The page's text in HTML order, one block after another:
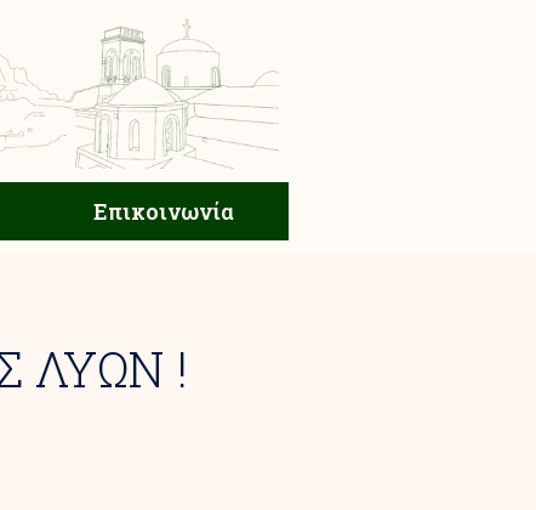
Επικοινωνία
Ζωή Επικοινωνία
ΛΥΩΝ !